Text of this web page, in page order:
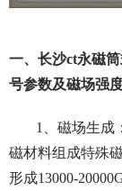
一、长沙ct永磁
号参数及磁场强
1、磁场生成
磁材料组成特殊
形成13000-